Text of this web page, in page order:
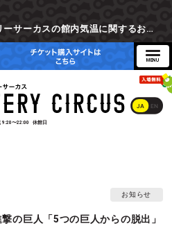
【重要】東京ミステリーサーカスの館内気温に関するお詫びとご参加辞退時の返金対応について
JA EN
9:20〜22:00 休館日
お知らせ
の巨人「5つの巨人からの脱出」